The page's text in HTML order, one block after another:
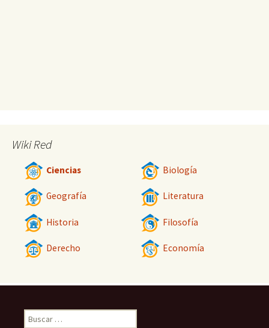
Wiki Red
Ciencias Biología
Geografía Literatura
Historia Filosofía
Derecho Economía
Buscar: